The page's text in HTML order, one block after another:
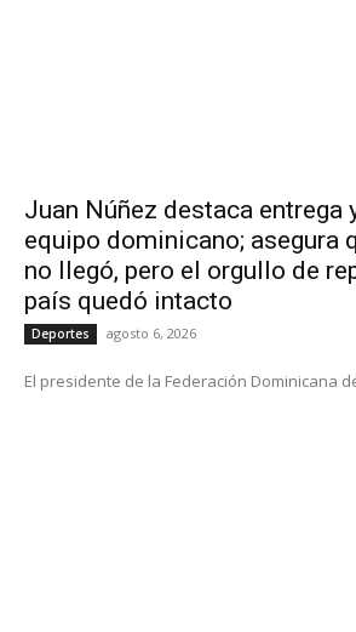
Juan Núñez destaca entrega
equipo dominicano; asegura
no llegó, pero el orgullo de
país quedó intacto
Deportes agosto 6, 2026
El presidente de la Federación Dominicana